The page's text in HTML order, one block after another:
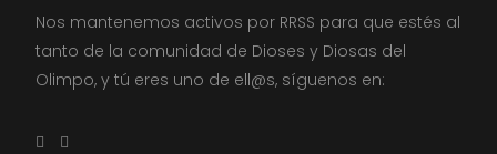
Nos mantenemos activos por RRSS para que estés al
tanto de la comunidad de Dioses y Diosas del
Olimpo, y tú eres uno de ell@s, síguenos en: